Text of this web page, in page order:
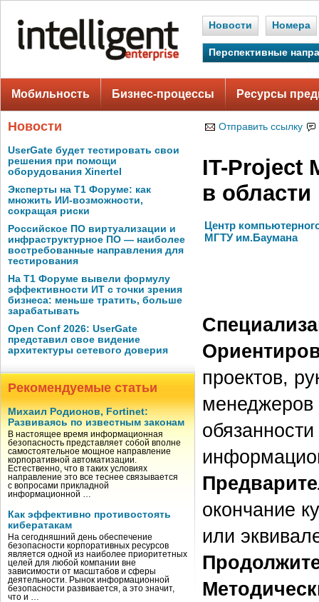
Новости Номера
Перспективные
Мобильность Бизнес-процессы Ресурсы
Новости
UserGate будет тестировать свои
решения при помощи
оборудования Xinertel
Эксперты на Т1 Форуме: как
множить ИИ-возможности,
сокращая риски
Российское ПО виртуализации и
инфраструктурное ПО — наиболее
востребованные направления для
тестирования
На Т1 Форуме вывели формулу
эффективности ИТ с точки зрения
бизнеса: меньше тратить, больше
зарабатывать
Open Conf 2026: UserGate
представил свое видение
архитектуры сетевого доверия
Рекомендуемые статьи
Михаил Родионов, Fortinet:
Развиваясь по известным законам
В настоящее время информационная
безопасность представляет собой вполне
самостоятельное мощное направление
корпоративной автоматизации.
Естественно, что в таких условиях
направление это все теснее связывается
с вопросами прикладной
информационной …
Как эффективно противостоять
кибератакам
На сегодняшний день обеспечение
безопасности корпоративных ресурсов
является одной из наиболее приоритетных
целей для любой компании вне
зависимости от масштабов и сферы
деятельности. Рынок информационной
безопасности развивается, а это значит,
что и …
Отправить ссылку
IT-Project
в
Центр
МГТУ им.Баумана
проектов,
менеджеров
окончание
или